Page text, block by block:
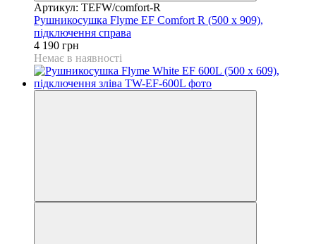
Артикул: TEFW/comfort-R
Рушникосушка Flyme EF Comfort R (500 х 909),
підключення справа
4 190 грн
Немає в наявності